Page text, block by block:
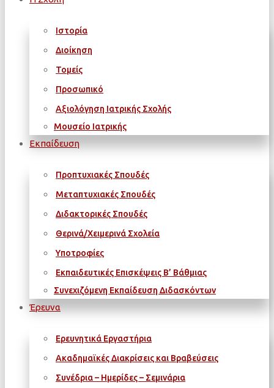
Ιστορία
Διοίκηση
Τομείς
Προσωπικό
Αξιολόγηση Ιατρικής Σχολής
Μουσείο Ιατρικής
Εκπαίδευση
Προπτυχιακές Σπουδές
Μεταπτυχιακές Σπουδές
Διδακτορικές Σπουδές
Θερινά/Χειμερινά Σχολεία
Υποτροφίες
Εκπαιδευτικές Επισκέψεις Β’ Βάθμιας
Συνεχιζόμενη Εκπαίδευση Διδασκόντων
Έρευνα
Ερευνητικά Εργαστήρια
Ακαδημαϊκές Διακρίσεις και Βραβεύσεις
Συνέδρια – Ημερίδες – Σεμινάρια